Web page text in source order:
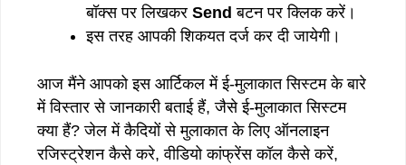
बॉक्स पर लिखकर Sendबटन पर क्लिक करें।
इस तरह आपकी शिकयत दर्ज कर दी जायेगी।
आज मैंने आपको इस आर्टिकल में ई-मुलाकात सिस्टम के बारे
में विस्तार से जानकारी बताई हैं, जैसे ई-मुलाकात सिस्टम
क्या हैं? जेल में कैदियों से मुलाकात के लिए ऑनलाइन
रजिस्ट्रेशन कैसे करे, वीडियो कांफ्रेंस कॉल कैसे करें,